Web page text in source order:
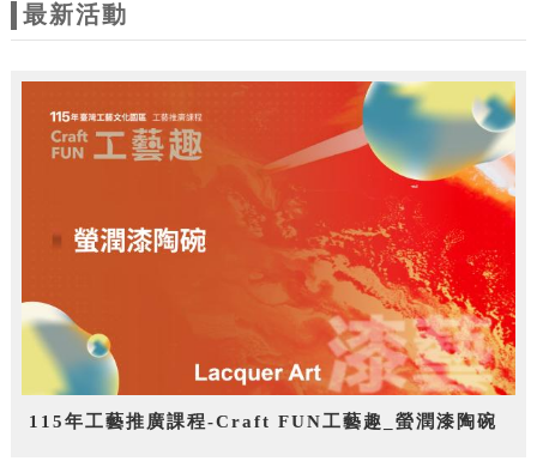
最新活動
115年工藝推廣課程-Craft FUN工藝趣_螢潤漆陶碗